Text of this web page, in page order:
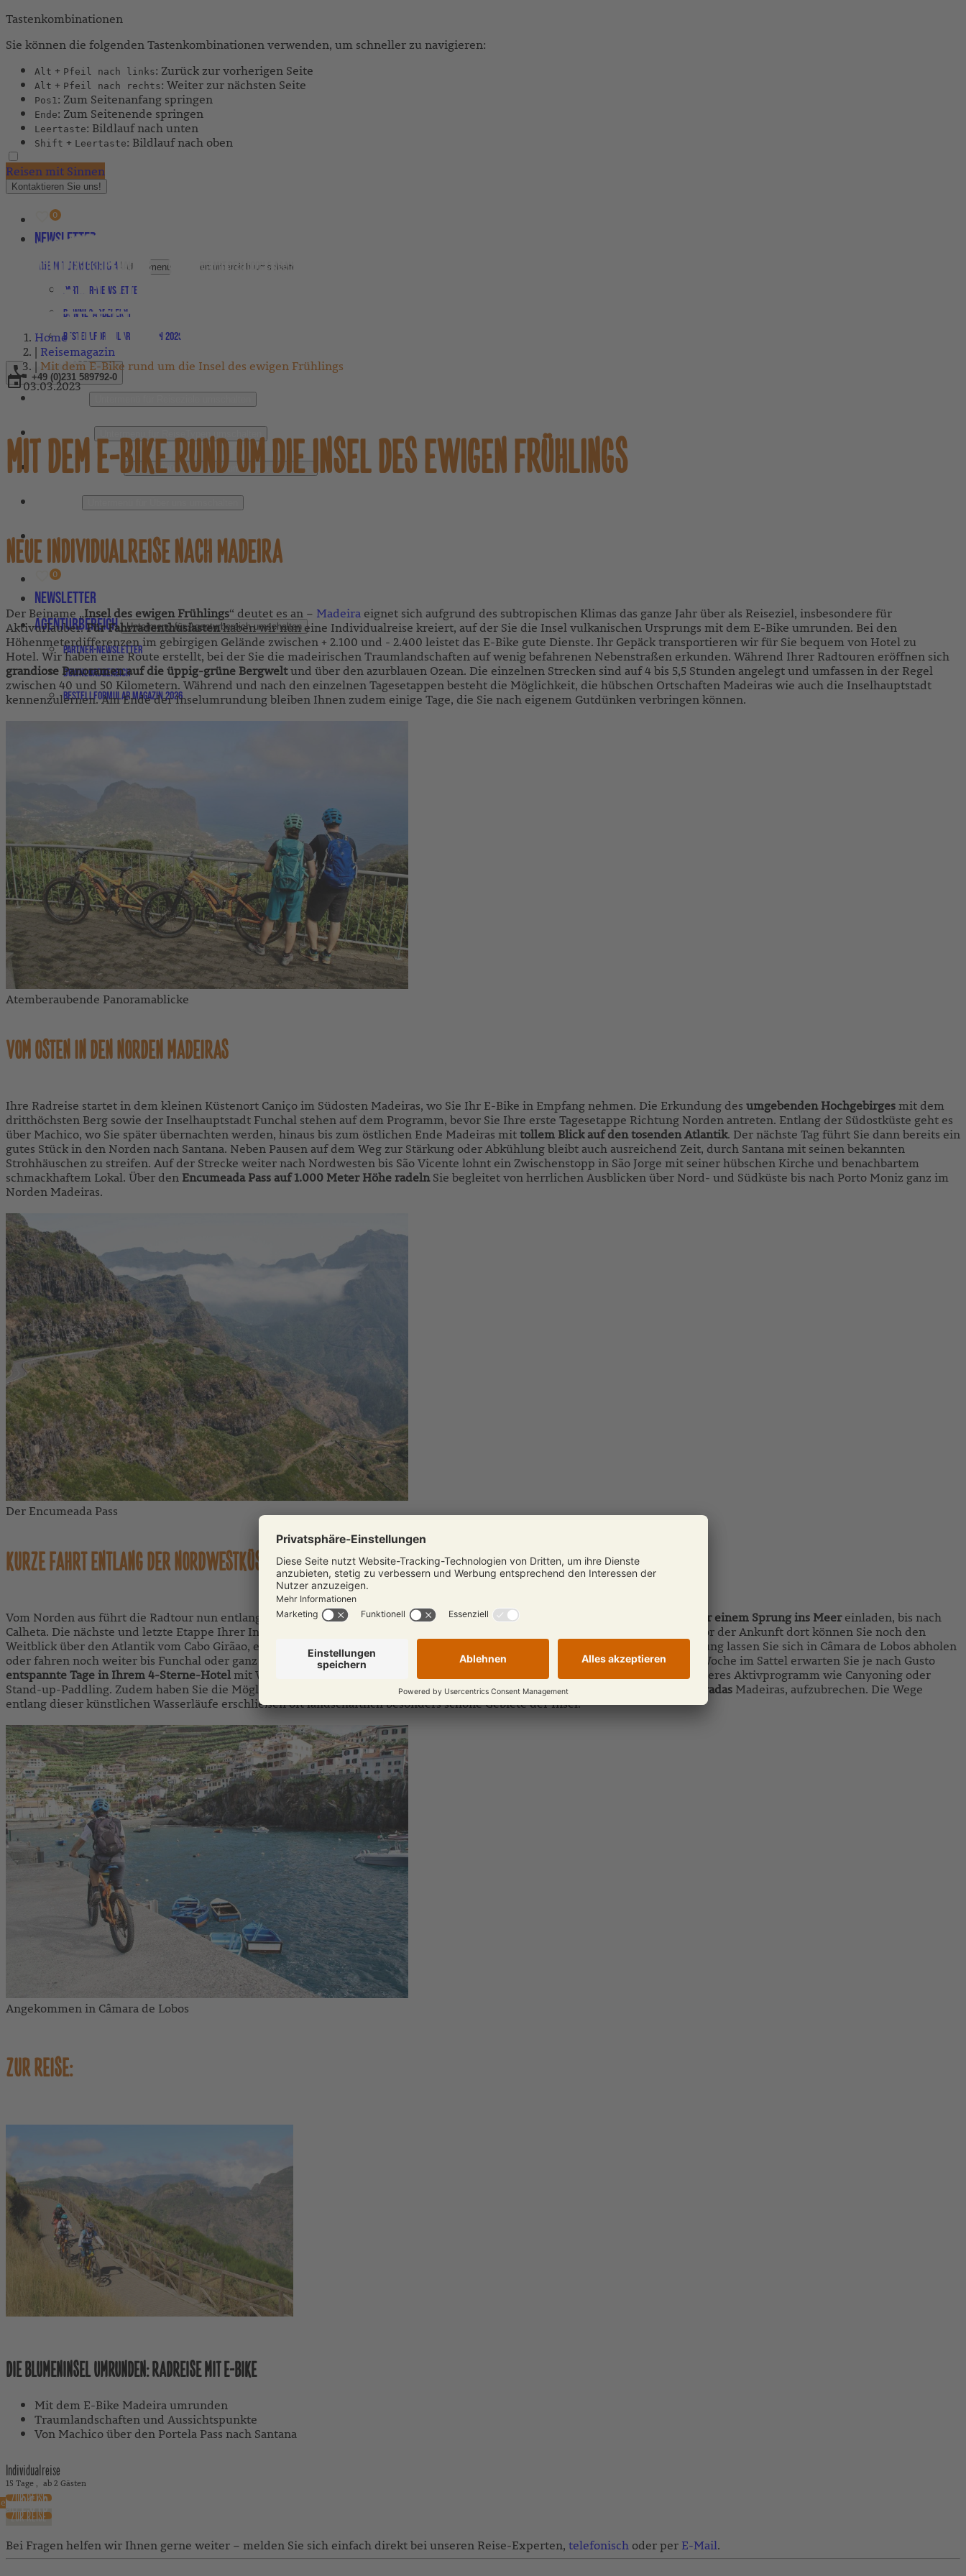
Tastenkombinationen
Sie können die folgenden Tastenkombinationen verwenden, um schneller zu navigieren:
Alt + Pfeil nach links: Zurück zur vorherigen Seite
Alt + Pfeil nach rechts: Weiter zur nächsten Seite
Pos1: Zum Seitenanfang springen
Ende: Zum Seitenende springen
Leertaste: Bildlauf nach unten
Shift + Leertaste: Bildlauf nach oben
Reisen mit Sinnen
Kontaktieren Sie uns!
Newsletter
Agenturbereich
Untermenü für Agenturbereich umschalten
Partner-Newsletter
Downloadbereich
Bestellformular Magazin 2026
+49 (0)231 589792-0
REISEZIELE
Untermenü für ReiseTypen umschalten
FAIRER TOURISMUS Untermenü für Fairer Tourismus umschalten
REISEMAGAZIN
Newsletter
Agenturbereich Untermenü für Agenturbereich umschalten
Partner-Newsletter
Downloadbereich
Bestellformular Magazin 2026
Home
Reisemagazin
Mit dem E-Bike rund um die Insel des ewigen Frühlings
03.03.2023
MIT DEM E-BIKE RUND UM DIE INSEL DES EWIGEN FRÜHLINGS
NEUE INDIVIDUALREISE NACH MADEIRA
Der Beiname „Insel des ewigen Frühlings“ deutet es an – Madeira eignet sich aufgrund des subtropischen Klimas das ganze Jahr über als Reiseziel, insbesondere für
Aktivurlauber.Für Fahrradenthusiastenhaben wir nun eine Individualreise kreiert, auf der Sie die Insel vulkanischen Ursprungs mit dem E-Bike umrunden. Bei den
Höhenmeterdifferenzen im gebirgigen Gelände zwischen + 2.100 und - 2.400 leistet das E-Bike gute Dienste. Ihr Gepäck transportieren wir für Sie bequem von Hotel zu
Hotel. Wir haben eine Route erstellt, bei der Sie die madeirischen Traumlandschaften auf wenig befahrenen Nebenstraßen erkunden. Während Ihrer Radtouren eröffnen sich
grandiose Panoramen auf die üppig-grüne Bergweltund über den azurblauen Ozean. Die einzelnen Strecken sind auf 4 bis 5,5 Stunden angelegt und umfassen in der Regel
zwischen 40 und 50 Kilometern. Während und nach den einzelnen Tagesetappen besteht die Möglichkeit, die hübschen Ortschaften Madeiras wie auch die Inselhauptstadt
kennenzulernen. Am Ende der Inselumrundung bleiben Ihnen zudem einige Tage, die Sie nach eigenem Gutdünken verbringen können.
Atemberaubende Panoramablicke
VOM OSTEN IN DEN NORDEN MADEIRAS
Ihre Radreise startet in dem kleinen Küstenort Caniço im Südosten Madeiras, wo Sie Ihr E-Bike in Empfang nehmen. Die Erkundung des umgebenden Hochgebirgesmit dem
dritthöchsten Berg sowie der Inselhauptstadt Funchal stehen auf dem Programm, bevor Sie Ihre erste Tagesetappe Richtung Norden antreten. Entlang der Südostküste geht es
über Machico, wo Sie später übernachten werden, hinaus bis zum östlichen Ende Madeiras mittollem Blick auf den tosenden Atlantik. Der nächste Tag führt Sie dann bereits ein
gutes Stück in den Norden nach Santana. Neben Pausen auf dem Weg zur Stärkung oder Abkühlung bleibt auch ausreichend Zeit, durch Santana mit seinen bekannten
Strohhäuschen zu streifen. Auf der Strecke weiter nach Nordwesten bis São Vicente lohnt ein Zwischenstopp in São Jorge mit seiner hübschen Kirche und benachbartem
schmackhaftem Lokal. Über den Encumeada Pass auf 1.000 Meter Höhe radelnSie begleitet von herrlichen Ausblicken über Nord- und Südküste bis nach Porto Moniz ganz im
Norden Madeiras.
Der Encumeada Pass
KURZE FAHRT ENTLANG DER NORDWESTKÜSTE ZURÜCK IN DEN SÜDEN
Vom Norden aus führt die Radtour nun entlang der Westküste vorbei an hübschen Ortschaften, die zu einer Verschnaufpause oder einem Sprung ins Meereinladen, bis nach
Calheta. Die nächste und letzte Etappe Ihrer Inselumrundung endet in Câmara de Lobos, das älteste Fischerdorf Madeiras. Kurz vor der Ankunft dort können Sie noch den
Weitblick über den Atlantik vom Cabo Girãao, einer der höchsten Steilklippen Europas, genießen. Je nach Kondition und Akkuladung lassen Sie sich in Câmara de Lobos abholen
oder fahren noch weiter bis Funchal oder ganz zurück zu Ihrem Ausgangs- und Endpunkt der Radtour Caniço. Nach einer guten Woche im Sattel erwarten Sie je nach Gusto
entspannte Tage in Ihrem 4-Sterne-Hotelmit Wellnessbereich direkt am Meer sowie weitere Ausflüge in die Umgebung oder anderes Aktivprogramm wie Canyoning oder
Stand-up-Paddling. Zudem haben Sie die Möglichkeit zu einer weiteren begleitetenRadtour, teilweise entlang der bekannten Levadas Madeiras, aufzubrechen. Die Wege
entlang dieser künstlichen Wasserläufe erschließen oft landschaftlich besonders schöne Gebiete der Insel.
Angekommen in Câmara de Lobos
ZUR REISE:
DIE BLUMENINSEL UMRUNDEN: RADREISE MIT E-BIKE
Mit dem E-Bike Madeira umrunden
Traumlandschaften und Aussichtspunkte
Von Machico über den Portela Pass nach Santana
Individualreise
15 Tage ab 2 Gästen
2.549 €
ZUR REISE
ZUR REISE
Bei Fragen helfen wir Ihnen gerne weiter – melden Sie sich einfach direkt bei unseren Reise-Experten, telefonisch oder per E-Mail.